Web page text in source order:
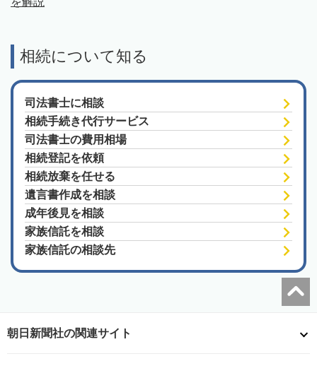
相続について知る
司法書士に相談
相続手続き代行サービス
司法書士の費用相場
相続登記を依頼
相続放棄を任せる
遺言書作成を相談
成年後見を相談
家族信託を相談
家族信託の相談先
朝日新聞社の関連サイト